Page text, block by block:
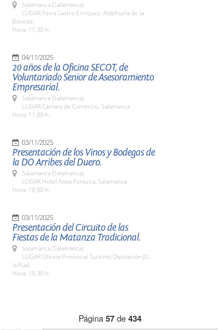
Salamanca (Salamanca)
LUGAR Finca Castro Enríquez. Aldehuela de la
Bóveda
Hora: 11,30 h.
04/11/2025
20 años de la Oficina SECOT, de
Voluntariado Senior de Asesoramiento
Empresarial.
Salamanca (Salamanca)
LUGAR Cámara de Comercio. Salamanca
Hora: 11,00 h.
03/11/2025
Presentación de los Vinos y Bodegas de
la DO Arribes del Duero.
Salamanca (Salamanca)
LUGAR Hotel Abba Fonseca. Salamanca
Hora: 18,00 h.
03/11/2025
Presentación del Circuito de las
Fiestas de la Matanza Tradicional.
Salamanca (Salamanca)
LUGAR Oficina Provincial Turismo Diputación (C/
la Rúa)
Hora: 10,30 h.
Página 57 de 434